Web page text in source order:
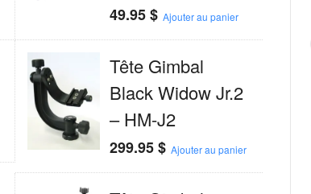
49.95$ Ajouter au panier
Tête Gimbal
Black Widow Jr.2
– HM-J2
299.95$ Ajouter au panier